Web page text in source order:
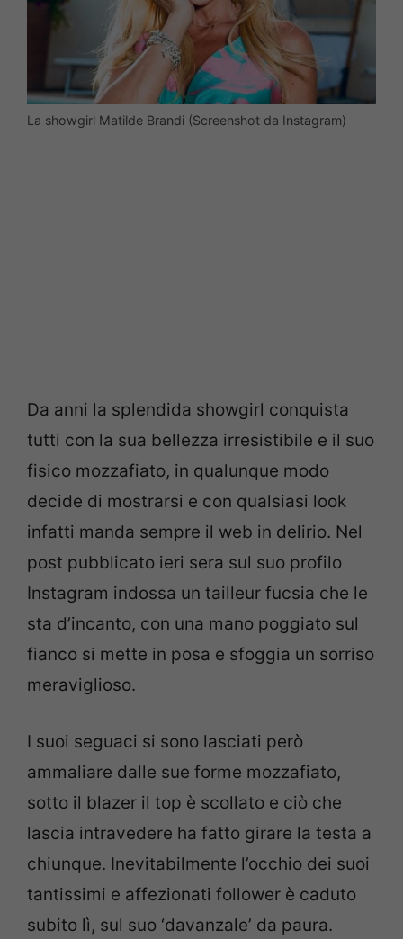
La showgirl Matilde Brandi (Screenshot da Instagram)
Da anni la splendida showgirl conquista
tutti con la sua bellezza irresistibile e il suo
fisico mozzafiato, in qualunque modo
decide di mostrarsi e con qualsiasi look
infatti manda sempre il web in delirio. Nel
post pubblicato ieri sera sul suo profilo
Instagram indossa un tailleur fucsia che le
sta d’incanto, con una mano poggiato sul
fianco si mette in posa e sfoggia un sorriso
meraviglioso.
I suoi seguaci si sono lasciati però
ammaliare dalle sue forme mozzafiato,
sotto il blazer il top è scollato e ciò che
lascia intravedere ha fatto girare la testa a
chiunque. Inevitabilmente l’occhio dei suoi
tantissimi e affezionati follower è caduto
subito lì, sul suo ‘davanzale’ da paura.